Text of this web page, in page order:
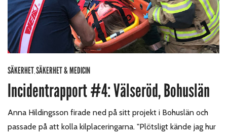
SÄKERHETSÄKERHET & MEDICIN
Incidentrapport #4: Välseröd, Bohuslän
Anna Hildingsson firade ned på sitt projekt i Bohuslän och
passade på att kolla kilplaceringarna. "Plötsligt kände jag hur